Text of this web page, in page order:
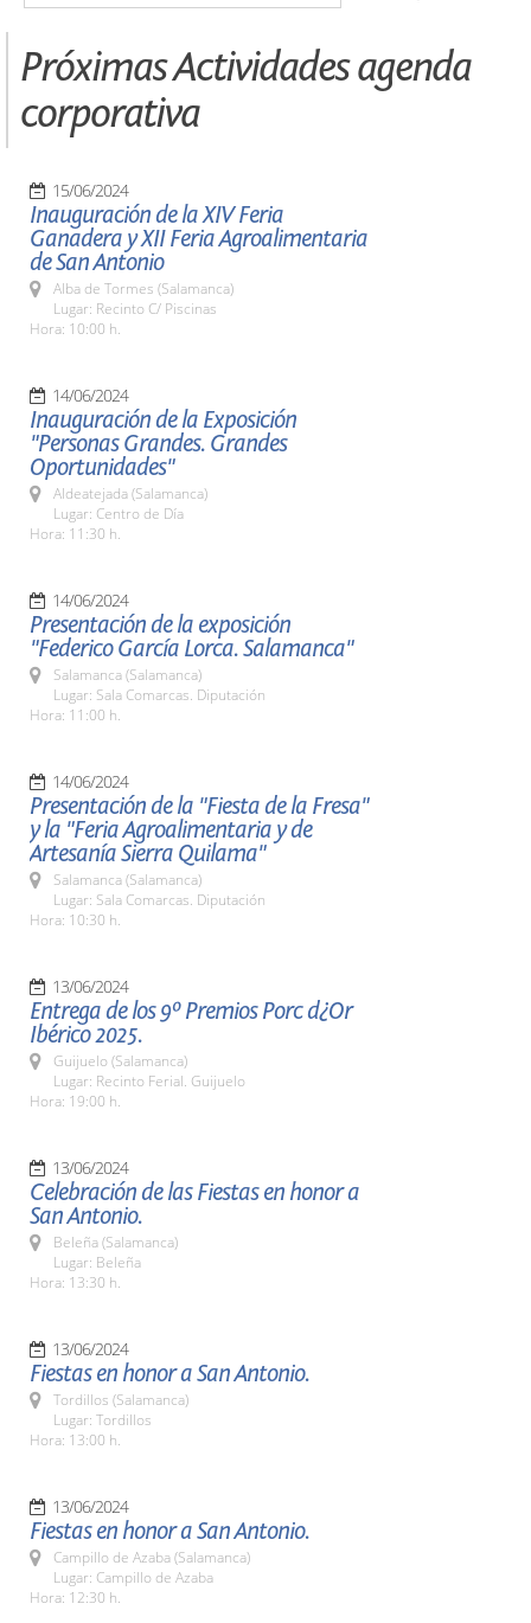
Próximas Actividades agenda
corporativa
15/06/2024
Inauguración de la XIV Feria
Ganadera y XII Feria Agroalimentaria
de San Antonio
Alba de Tormes (Salamanca)
Lugar: Recinto C/ Piscinas
Hora: 10:00 h.
14/06/2024
Inauguración de la Exposición
"Personas Grandes. Grandes
Oportunidades"
Aldeatejada (Salamanca)
Lugar: Centro de Día
Hora: 11:30 h.
14/06/2024
Presentación de la exposición
"Federico García Lorca. Salamanca"
Salamanca (Salamanca)
Lugar: Sala Comarcas. Diputación
Hora: 11:00 h.
14/06/2024
Presentación de la "Fiesta de la Fresa"
y la "Feria Agroalimentaria y de
Artesanía Sierra Quilama"
Salamanca (Salamanca)
Lugar: Sala Comarcas. Diputación
Hora: 10:30 h.
13/06/2024
Entrega de los 9º Premios Porc d¿Or
Ibérico 2025.
Guijuelo (Salamanca)
Lugar: Recinto Ferial. Guijuelo
Hora: 19:00 h.
13/06/2024
Celebración de las Fiestas en honor a
San Antonio.
Beleña (Salamanca)
Lugar: Beleña
Hora: 13:30 h.
13/06/2024
Fiestas en honor a San Antonio.
Tordillos (Salamanca)
Lugar: Tordillos
Hora: 13:00 h.
13/06/2024
Fiestas en honor a San Antonio.
Campillo de Azaba (Salamanca)
Lugar: Campillo de Azaba
Hora: 12:30 h.